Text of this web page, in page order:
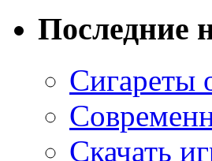
Последние
Сигареты
Скачать